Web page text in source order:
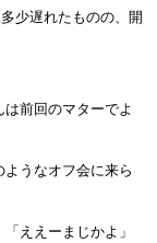
少遅れたものの、開
前回のマターでよ
うなオフ会に来ら
ええーまじかよ」